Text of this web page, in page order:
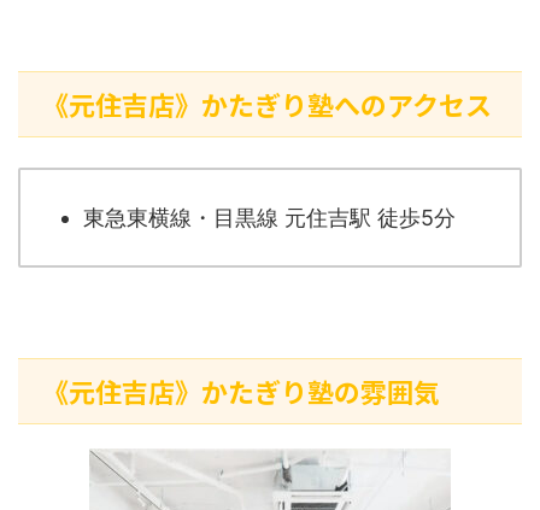
《元住吉店》かたぎり塾へのアクセス
東急東横線・目黒線 元住吉駅 徒歩5分
《元住吉店》かたぎり塾の雰囲気